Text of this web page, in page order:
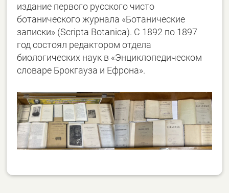
издание первого русского чисто
ботанического журнала «Ботанические
записки» (Scripta Botanica). С 1892 по 1897
год состоял редактором отдела
биологических наук в «Энциклопедическом
словаре Брокгауза и Ефрона».